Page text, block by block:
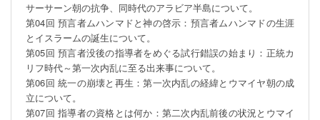
サーサーン朝の抗争、同時代のアラビア半島について。
第04回 預言者ムハンマドと神の啓示：預言者ムハンマドの生涯
とイスラームの誕生について。
第05回 預言者没後の指導者をめぐる試行錯誤の始まり：正統カ
リフ時代～第一次内乱に至る出来事について。
第06回 統一の崩壊と再生：第一次内乱の経緯とウマイヤ朝の成
立について。
第07回 指導者の資格とは何か：第二次内乱前後の状況とウマイ